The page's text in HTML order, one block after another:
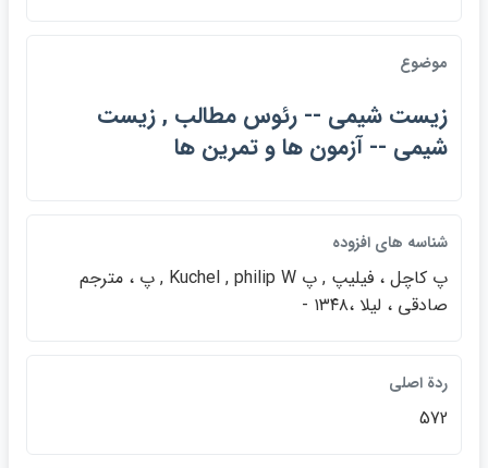
موضوع
زيست شيمي -- رئوس مطالب , زيست
شيمي -- آزمون ها و تمرين ها
شناسه هاي افزوده
پ كاچل ، فيليپ , پ Kuchel , philip W , پ ، مترجم
صادقي ، ليلا ،۱۳۴۸ -
ردة اصلي
572